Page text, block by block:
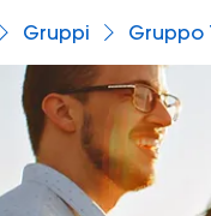
Gruppi Gruppo